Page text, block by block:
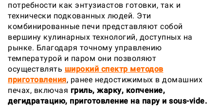
потребности как энтузиастов готовки, так и
технически подкованных людей. Эти
комбинированные печи представляют собой
вершину кулинарных технологий, доступных на
рынке. Благодаря точному управлению
температурой и паром они позволяют
осуществлять широкий спектр методов
приготовления, ранее недостижимых в домашних
печах, включая гриль, жарку, копчение,
дегидратацию, приготовление на пару и sous-vide.